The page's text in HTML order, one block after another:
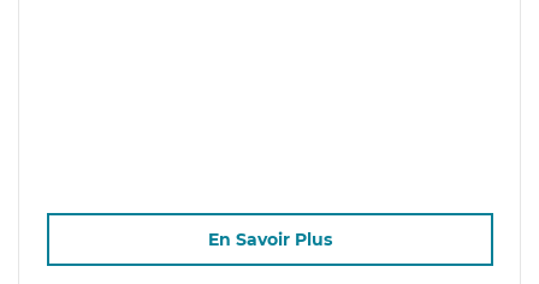
En Savoir Plus